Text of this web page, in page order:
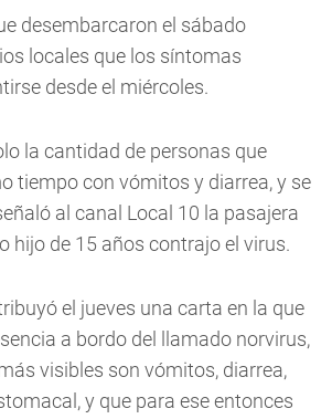
desembarcaron el sábado
locales que los síntomas
desde el miércoles.
la cantidad de personas que
tiempo con vómitos y diarrea, y se
al canal Local 10 la pasajera
hijo de 15 años contrajo el virus.
el jueves una carta en la que
a bordo del llamado norvirus,
visibles son vómitos, diarrea,
y que para ese entonces